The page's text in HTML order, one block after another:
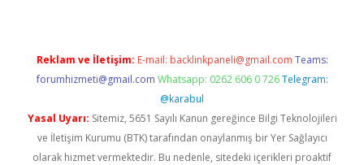
Reklam ve İletişim: E-mail: backlinkpaneli@gmail.com Teams:
forumhizmeti@gmail.com Whatsapp: 0262 606 0 726 Telegram:
@karabul
Yasal Uyarı: Sitemiz, 5651 Sayılı Kanun gereğince Bilgi Teknolojileri
ve İletişim Kurumu (BTK) tarafından onaylanmış bir Yer Sağlayıcı
olarak hizmet vermektedir. Bu nedenle, sitedeki içerikleri proaktif